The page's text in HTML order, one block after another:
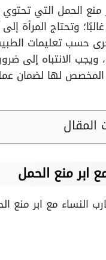
منع الحمل التي
وتحتاج المرأة
حسب تعليمات
ويجب الانتباه إلى
المخصص لها لضمان
المقال
ابر منع الحمل
النساء مع ابر منع